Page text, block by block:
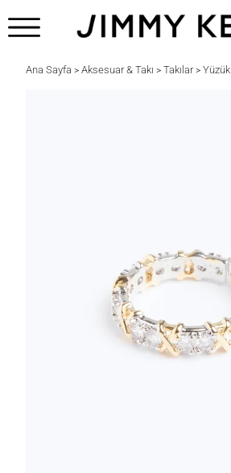
Ana Sayfa > Aksesuar & Takı > Takılar> Yüzük